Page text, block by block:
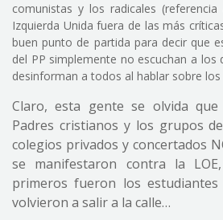
comunistas y los radicales
Izquierda Unida fuera de las más
buen punto de partida para decir que
del PP simplemente no escuchan a
desinforman a todos al hablar sobre
Claro, esta gente se olvida que
Padres cristianos y los grupos
colegios privados y concertados
se manifestaron contra la
primeros fueron los
volvieron a salir a la calle…